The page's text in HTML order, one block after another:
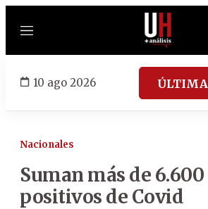
Menú
10 ago 2026
Nacionales
Suman más de 6.600
positivos de Covid